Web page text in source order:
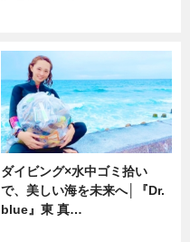
ダイビング×水中ゴミ拾い
で、美しい海を未来へ│『Dr.
blue』東 真…